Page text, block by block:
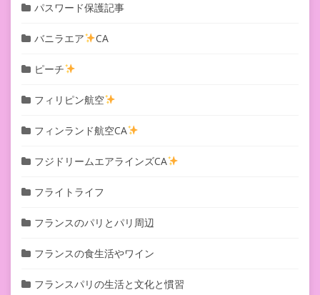
パスワード保護記事
バニラエア CA
ピーチ
フィリピン航空
フィンランド航空CA
フジドリームエアラインズCA
フライトライフ
フランスのパリとパリ周辺
フランスの食生活やワイン
フランスパリの生活と文化と慣習